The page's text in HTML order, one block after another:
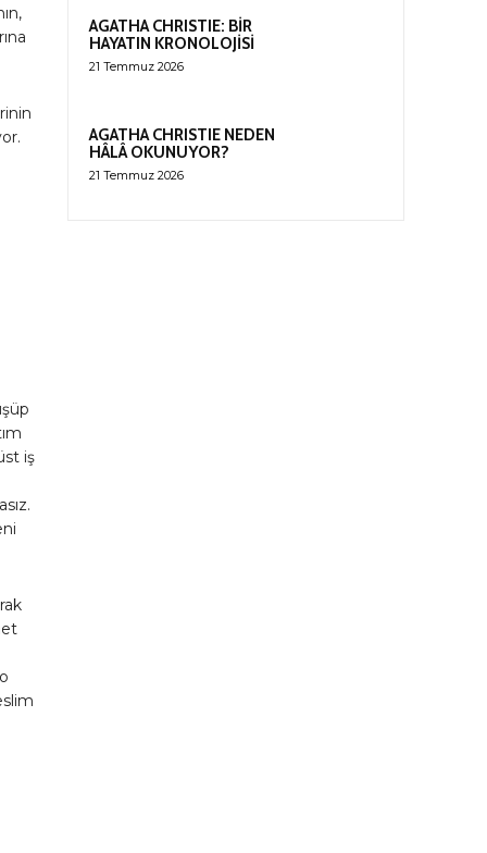
iş
AGATHA CHRISTIE: BİR
HAYATIN KRONOLOJİSİ
21 Temmuz 2026
AGATHA CHRISTIE NEDEN
HÂLÂ OKUNUYOR?
21 Temmuz 2026